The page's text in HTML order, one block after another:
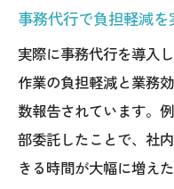
事務代行で負担軽減
実際に事務代行を導入
作業の負担軽減と業務
数報告されています。
部委託したことで、社
きる時間が大幅に増え